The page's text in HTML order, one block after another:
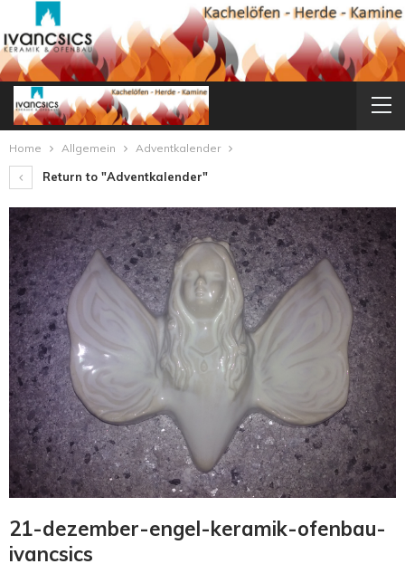
Home Allgemein Adventkalender
Return to "Adventkalender"
21-dezember-engel-keramik-ofenbau-
ivancsics